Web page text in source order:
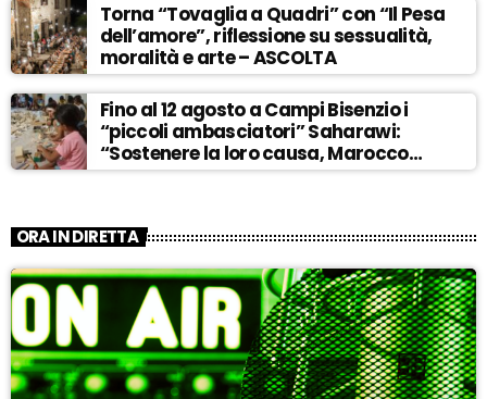
Torna “Tovaglia a Quadri” con “Il Pesa
dell’amore”, riflessione su sessualità,
moralità e arte – ASCOLTA
Fino al 12 agosto a Campi Bisenzio i
“piccoli ambasciatori” Saharawi:
“Sostenere la loro causa, Marocco
sempre più invadente” – ASCOLTA
ORA IN DIRETTA